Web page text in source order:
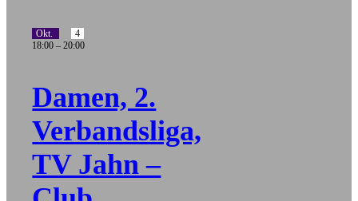
Okt.
4
18:00 –20:00
Damen, 2.
Verbandsliga,
TV Jahn –